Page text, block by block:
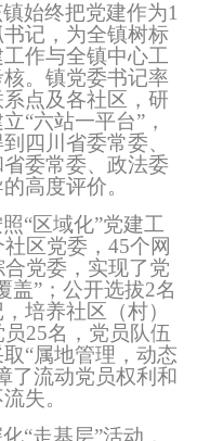
始终把党建作为1
记，为全镇树标
作与全镇中心工
。镇党委书记率
点及各社区，研
“六站一平台”，
四川省委常委、
委常委、政法委
高度评价。
“区域化”党建工
社区党委， 45个网
党委，实现了党
盖”；公开选拔2名
培养社区（村）
25名，党员队伍
“属地管理，动态
了流动党员权利和
失。
“走基层”活动，